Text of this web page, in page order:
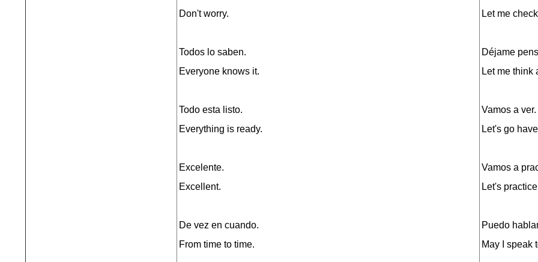
Don't worry.
Todos lo saben.
Everyone knows it.
Todo esta listo.
Everything is ready.
Excelente.
Excellent.
De vez en cuando.
From time to time.
Let me
Déjame
Let me think
Vamos a ver.
Let's go
Vamos a
Let's
Puedo
May I speak